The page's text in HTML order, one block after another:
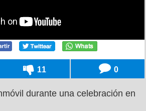
11 0
durante una celebración en